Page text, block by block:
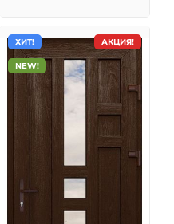
АКЦИЯ!
ХИТ!
NEW!